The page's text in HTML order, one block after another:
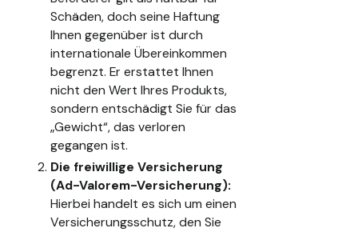
Schäden, doch seine Haftung
Ihnen gegenüber ist durch
internationale Übereinkommen
begrenzt. Er erstattet Ihnen
nicht den Wert Ihres Produkts,
sondern entschädigt Sie für das
„Gewicht“, das verloren
gegangen ist.
Die freiwillige Versicherung
(Ad-Valorem-Versicherung):
Hierbei handelt es sich um einen
Versicherungsschutz, den Sie